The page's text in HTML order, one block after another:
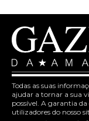
Todas as suas
ajudar a tornar a sua
possível. A garantia da
utilizadores do nosso